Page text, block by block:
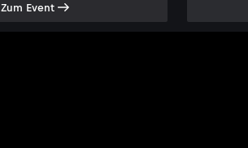
Zum Event